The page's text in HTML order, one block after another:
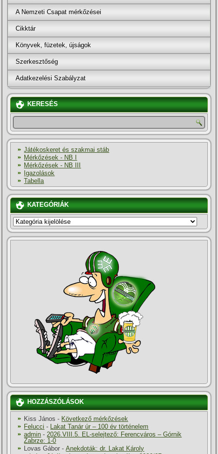
A Nemzeti Csapat mérkőzései
Cikktár
Könyvek, füzetek, újságok
Szerkesztőség
Adatkezelési Szabályzat
KERESÉS
Játékoskeret és szakmai stáb
Mérkőzések - NB I
Mérkőzések - NB III
Igazolások
Tabella
KATEGÓRIÁK
KATEGÓRIÁK
HOZZÁSZÓLÁSOK
Kiss János - Következő mérkőzések
Felucci - Lakat Tanár úr – 100 év történelem
admin -2026.VIII.5. EL-selejtező: Ferencváros – Górnik
Zabrze: 1-0
Lovas Gábor -Anekdoták: dr. Lakat Károly